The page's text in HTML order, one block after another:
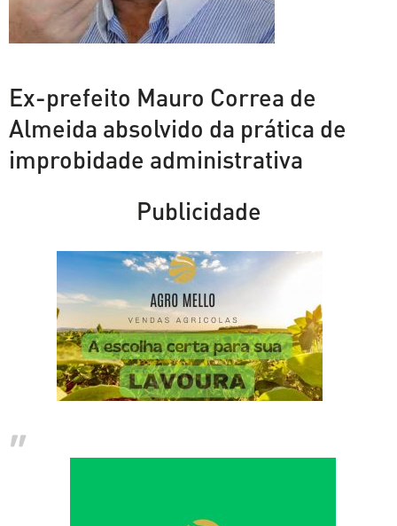
Ex-prefeito Mauro Correa de
Almeida absolvido da prática de
improbidade administrativa
Publicidade